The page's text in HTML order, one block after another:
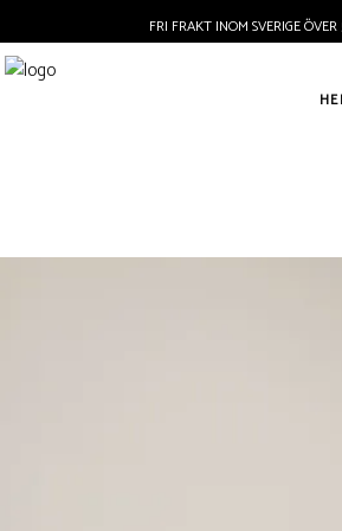
FRI FRAKT INOM SVERIGE